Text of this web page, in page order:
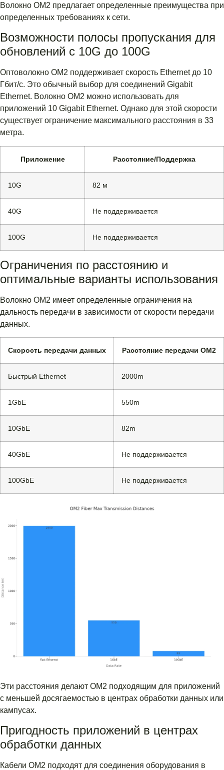
Волокно OM2 предлагает определенные преимущества при
определенных требованиях к сети.
Возможности полосы пропускания для
обновлений с 10G до 100G
Оптоволокно OM2 поддерживает скорость Ethernet до 10
Гбит/с. Это обычный выбор для соединений Gigabit
Ethernet. Волокно OM2 можно использовать для
приложений 10 Gigabit Ethernet. Однако для этой скорости
существует ограничение максимального расстояния в 33
метра.
Приложение Расстояние/Поддержка
10G 82 м
40G Не поддерживается
100G Не поддерживается
Ограничения по расстоянию и
оптимальные варианты использования
Волокно OM2 имеет определенные ограничения на
дальность передачи в зависимости от скорости передачи
данных.
Скорость передачи данных Расстояние передачи OM2
Быстрый Ethernet 2000m
1GbE 550m
10GbE 82m
40GbE Не поддерживается
100GbE Не поддерживается
Эти расстояния делают OM2 подходящим для приложений
с меньшей досягаемостью в центрах обработки данных или
кампусах.
Пригодность приложений в центрах
обработки данных
Кабели OM2 подходят для соединения оборудования в